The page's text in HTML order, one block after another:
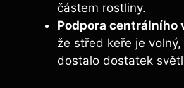
částem rostliny.
Podpora centrálního
že střed keře je
dostalo dostatek